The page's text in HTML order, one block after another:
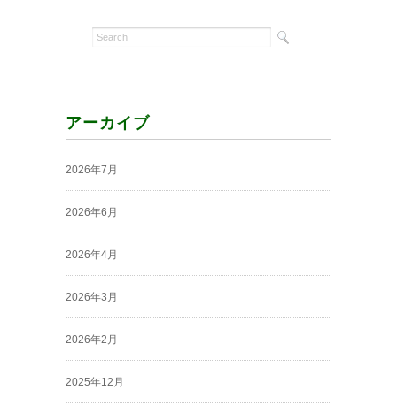
アーカイブ
2026年7月
2026年6月
2026年4月
2026年3月
2026年2月
2025年12月